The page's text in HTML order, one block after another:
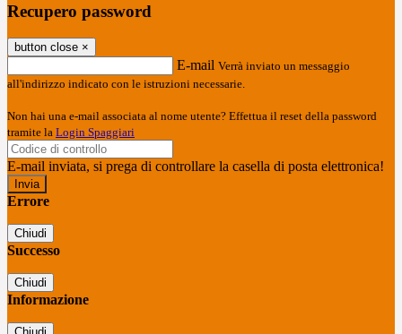
Recupero password
button close ×
E-mail Verrà inviato un messaggio
all'indirizzo indicato con le istruzioni necessarie.
Non hai una e-mail associata al nome utente? Effettua il reset della password
tramite la Login Spaggiari
E-mail inviata, si prega di controllare la casella di posta elettronica!
Errore
Chiudi
Successo
Chiudi
Informazione